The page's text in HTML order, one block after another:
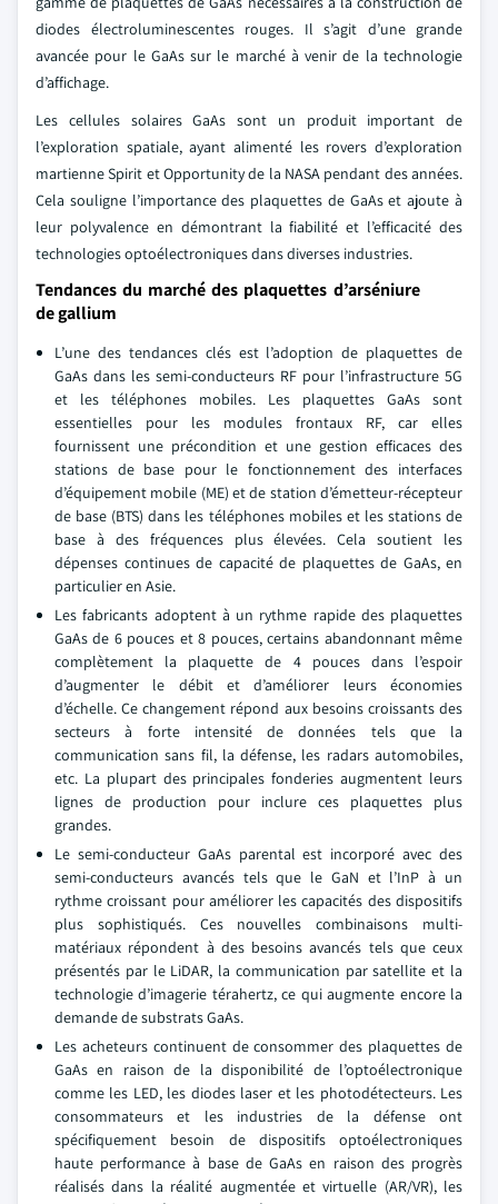
diodes électroluminescentes rouges. Il s’agit d’une grande
avancée pour le GaAs sur le marché à venir de la technologie
d’affichage.
Les cellules solaires GaAs sont un produit important de
l’exploration spatiale, ayant alimenté les rovers d’exploration
martienne Spirit et Opportunity de la NASA pendant des années.
Cela souligne l’importance des plaquettes de GaAs et ajoute à
leur polyvalence en démontrant la fiabilité et l’efficacité des
technologies optoélectroniques dans diverses industries.
Tendances du marché des plaquettes d’arséniure
de gallium
L’une des tendances clés est l’adoption de plaquettes de
GaAs dans les semi-conducteurs RF pour l’infrastructure 5G
et les téléphones mobiles. Les plaquettes GaAs sont
essentielles pour les modules frontaux RF, car elles
fournissent une précondition et une gestion efficaces des
stations de base pour le fonctionnement des interfaces
d’équipement mobile (ME) et de station d’émetteur-récepteur
de base (BTS) dans les téléphones mobiles et les stations de
base à des fréquences plus élevées. Cela soutient les
dépenses continues de capacité de plaquettes de GaAs, en
particulier en Asie.
Les fabricants adoptent à un rythme rapide des plaquettes
GaAs de 6 pouces et 8 pouces, certains abandonnant même
complètement la plaquette de 4 pouces dans l’espoir
d’augmenter le débit et d’améliorer leurs économies
d’échelle. Ce changement répond aux besoins croissants des
secteurs à forte intensité de données tels que la
communication sans fil, la défense, les radars automobiles,
etc. La plupart des principales fonderies augmentent leurs
lignes de production pour inclure ces plaquettes plus
grandes.
Le semi-conducteur GaAs parental est incorporé avec des
semi-conducteurs avancés tels que le GaN et l’InP à un
rythme croissant pour améliorer les capacités des dispositifs
plus sophistiqués. Ces nouvelles combinaisons multi-
matériaux répondent à des besoins avancés tels que ceux
présentés par le LiDAR, la communication par satellite et la
technologie d’imagerie térahertz, ce qui augmente encore la
demande de substrats GaAs.
Les acheteurs continuent de consommer des plaquettes de
GaAs en raison de la disponibilité de l’optoélectronique
comme les LED, les diodes laser et les photodétecteurs. Les
consommateurs et les industries de la défense ont
spécifiquement besoin de dispositifs optoélectroniques
haute performance à base de GaAs en raison des progrès
réalisés dans la réalité augmentée et virtuelle (AR/VR), les